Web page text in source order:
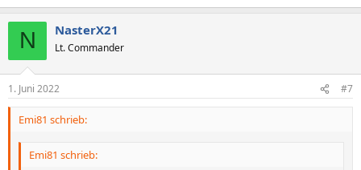
N NasterX21
Lt. Commander
1. Juni 2022 #7
Emi81 schrieb:
Emi81 schrieb: